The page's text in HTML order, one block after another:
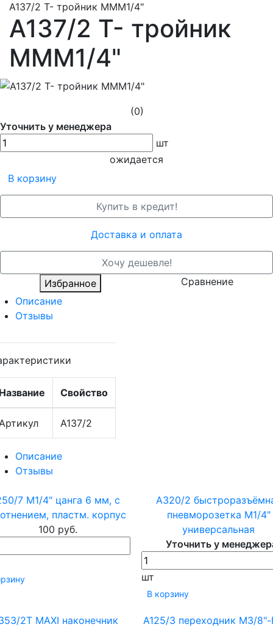
A137/2 T- тройник MMM1/4"
A137/2 T- тройник
MMM1/4"
(0)
Уточнить у менеджера
шт
ожидается
В корзину
Купить в кредит!
Доставка и оплата
Хочу дешевле!
Избранное
Сравнение
Описание
Отзывы
Свойство
A137/2
Описание
Отзывы
7 М1/4" цанга 6 мм, с
пластм. корпус
100 руб.
A320/2
пневморозетка М1/4"
универсальная
Уточнить у
шт
В корзину
2Т MAXI наконечник
A125/3 переходник М3/8"-